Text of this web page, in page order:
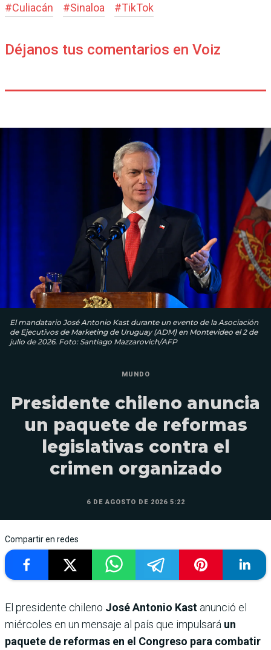
#Culiacán #Sinaloa #TikTok
Déjanos tus comentarios en Voiz
El mandatario José Antonio Kast durante un evento de la Asociación
de Ejecutivos de Marketing de Uruguay (ADM) en Montevideo el 2 de
julio de 2026. Foto: Santiago Mazzarovich/AFP
MUNDO
Presidente chileno anuncia
un paquete de reformas
legislativas contra el
crimen organizado
6 DE AGOSTO DE 2026 5:22
Compartir en redes
El presidente chileno José Antonio Kast anunció el
miércoles en un mensaje al país que impulsará un
paquete de reformas en el Congreso para combatir